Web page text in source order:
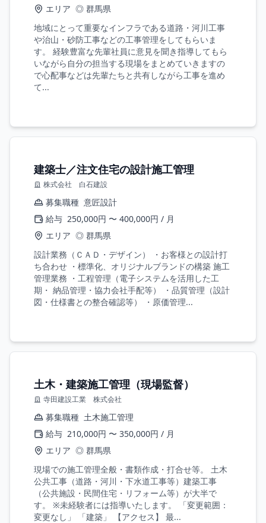
エリア ◎ 群馬県
地域にとって重要なインフラである道路・河川工事
や治山・砂防工事などの工事管理をしてもらいま
す。 経験豊富な先輩社員に意見を聞き指導してもら
いながら自分の担当する現場をまとめていきますの
で心配事などは先輩たちと共有しながら工事を進め
て...
建築士／注文住宅の設計施工管理
株式会社 白石建設
募集職種 意匠設計
給与 250,000円 〜 400,000円 / 月
エリア ◎ 群馬県
設計業務（ＣＡＤ・デザイン） ・お客様との設計打
ち合わせ ・標準化、オリジナルブランドの構築 施工
管理業務 ・工程管理（電子システムを活用した工
期・ 納品管理・協力会社手配等） ・品質管理（設計
図・仕様書との整合確認等） ・原価管理...
土木・建築施工管理（現場監督）
寺田建設工業 株式会社
募集職種 土木施工管理
給与 210,000円 〜 350,000円 / 月
エリア ◎ 群馬県
現場での施工管理全般・書類作成・打合せ等。 土木
公共工事（道路・河川・下水道工事等）建築工事
（公共施設・民間住宅・リフォーム等）が大半で
す。 ※未経験者には指導いたします。 「変更範囲：
変更なし」 「建築」 【アクセス】 最...